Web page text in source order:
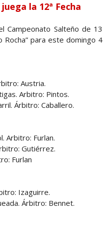
la 12ª Fecha
Campeonato Salteño de 13
Rocha” para este domingo 4
Austria.
Arbitro: Pintos.
Árbitro: Caballero.
Arbitro: Furlan.
Gutiérrez.
Furlan
Izaguirre.
Árbitro: Bennet.